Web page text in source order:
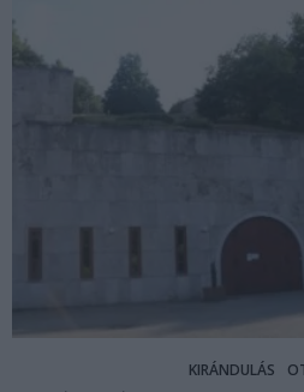
KIRÁNDULÁS